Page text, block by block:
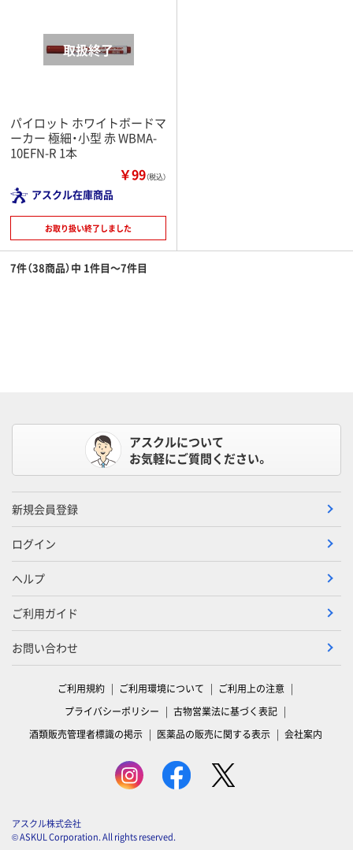
パイロット ホワイトボードマ
ーカー 極細・小型 赤 WBMA-
10EFN-R 1本
￥99（税込）
アスクル在庫商品
お取り扱い終了しました
7件（38商品）中 1件目～7件目
アスクルについて
お気軽にご質問ください。
新規会員登録
ログイン
ヘルプ
ご利用ガイド
お問い合わせ
ご利用規約 ご利用環境について
ご利用上の注意
プライバシーポリシー
古物営業法に基づく表記
酒類販売管理者標識の掲示
医薬品の販売に関する表示 会社案内
アスクル株式会社
© ASKUL Corporation. All rights reserved.